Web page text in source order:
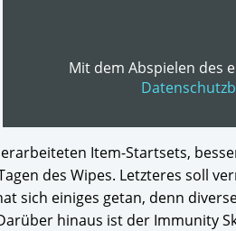
Mit dem Abspielen des
Item-Startsets,
des Wipes. Letzteres soll
sich einiges getan, denn
hinaus ist der Immunity